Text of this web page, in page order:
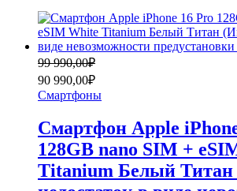
99 990,00₽
Первоначальная
цена
составляла
99
990,00₽.
90 990,00₽
Текущая
цена:
90
990,00₽.
Смартфоны
Смартфон Apple
128GB nano SIM +
Titanium Белый